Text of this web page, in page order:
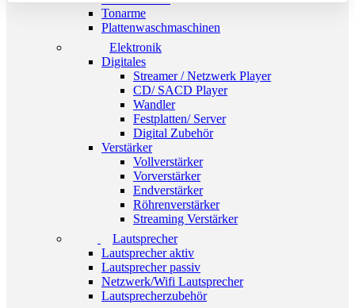
Tonarme
Plattenwaschmaschinen
Elektronik
Digitales
Streamer / Netzwerk Player
CD/ SACD Player
Wandler
Festplatten/ Server
Digital Zubehör
Verstärker
Vollverstärker
Vorverstärker
Endverstärker
Röhrenverstärker
Streaming Verstärker
Lautsprecher
Lautsprecher aktiv
Lautsprecher passiv
Netzwerk/Wifi Lautsprecher
Lautsprecherzubehör